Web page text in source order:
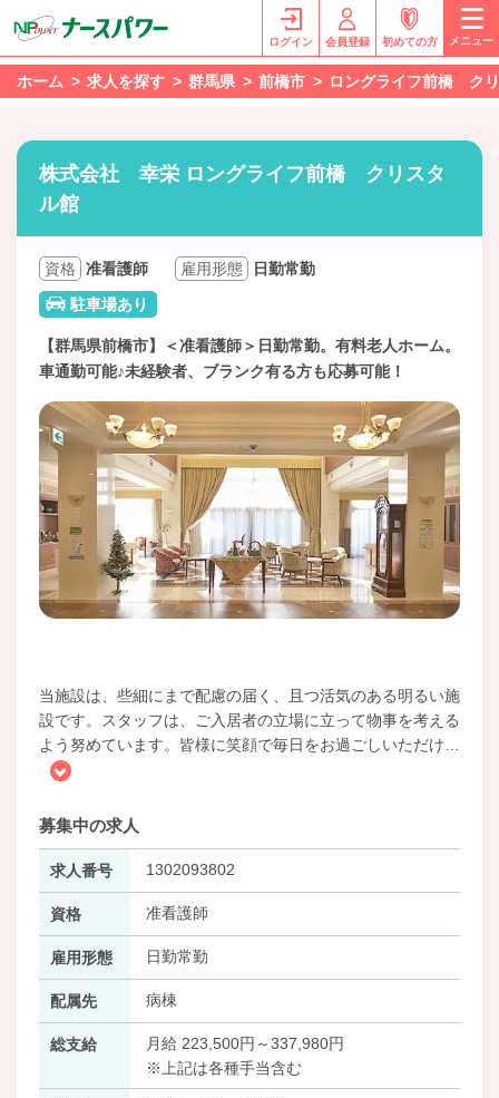
ログイン 会員登録 初めての方 メニュー
ホーム 求人を探す 群馬県 前橋市 ロングライフ前橋 ク
株式会社 幸栄 ロングライフ前橋 クリスタ
ル館
資格 准看護師 雇用形態
日勤常勤
駐車場あり
【群馬県前橋市】＜准看護師＞日勤常勤。有料老人ホーム。
車通勤可能♪未経験者、ブランク有る方も応募可能！
当施設は、些細にまで配慮の届く、且つ活気のある明るい施
設です。スタッフは、ご入居者の立場に立って物事を考える
よう努めています。皆様に笑顔で毎日をお過ごしいただけ
募集中の求人
求人番号 1302093802
資格 准看護師
雇用形態 日勤常勤
配属先 病棟
総支給
月給 223,500円～337,980円
※上記は各種手当含む